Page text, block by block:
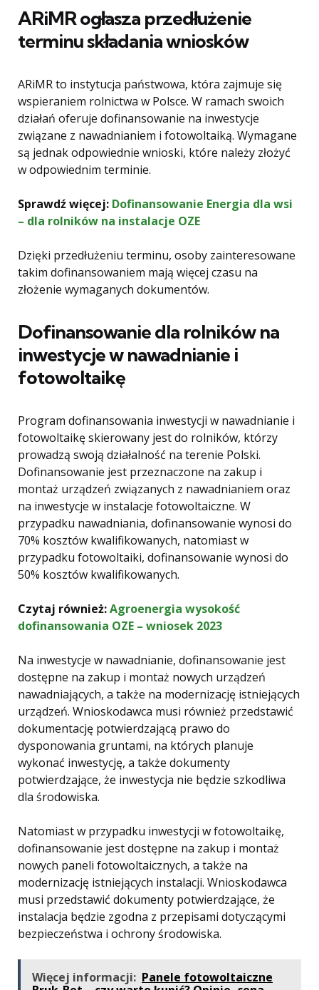
ARiMR ogłasza przedłużenie
terminu składania wniosków
ARiMR to instytucja państwowa, która zajmuje się
wspieraniem rolnictwa w Polsce. W ramach swoich
działań oferuje dofinansowanie na inwestycje
związane z nawadnianiem i fotowoltaiką. Wymagane
są jednak odpowiednie wnioski, które należy złożyć
w odpowiednim terminie.
Sprawdź więcej: Dofinansowanie Energia dla wsi
– dla rolników na instalacje OZE
Dzięki przedłużeniu terminu, osoby zainteresowane
takim dofinansowaniem mają więcej czasu na
złożenie wymaganych dokumentów.
Dofinansowanie dla rolników na
inwestycje w nawadnianie i
fotowoltaikę
Program dofinansowania inwestycji w nawadnianie i
fotowoltaikę skierowany jest do rolników, którzy
prowadzą swoją działalność na terenie Polski.
Dofinansowanie jest przeznaczone na zakup i
montaż urządzeń związanych z nawadnianiem oraz
na inwestycje w instalacje fotowoltaiczne. W
przypadku nawadniania, dofinansowanie wynosi do
70% kosztów kwalifikowanych, natomiast w
przypadku fotowoltaiki, dofinansowanie wynosi do
50% kosztów kwalifikowanych.
Czytaj również:Agroenergia wysokość
dofinansowania OZE – wniosek 2023
Na inwestycje w nawadnianie, dofinansowanie jest
dostępne na zakup i montaż nowych urządzeń
nawadniających, a także na modernizację istniejących
urządzeń. Wnioskodawca musi również przedstawić
dokumentację potwierdzającą prawo do
dysponowania gruntami, na których planuje
wykonać inwestycję, a także dokumenty
potwierdzające, że inwestycja nie będzie szkodliwa
dla środowiska.
Natomiast w przypadku inwestycji w fotowoltaikę,
dofinansowanie jest dostępne na zakup i montaż
nowych paneli fotowoltaicznych, a także na
modernizację istniejących instalacji. Wnioskodawca
musi przedstawić dokumenty potwierdzające, że
instalacja będzie zgodna z przepisami dotyczącymi
bezpieczeństwa i ochrony środowiska.
Więcej informacji: Panele fotowoltaiczne